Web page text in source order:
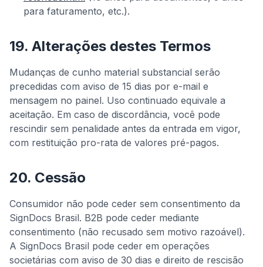
para faturamento, etc.).
19. Alterações destes Termos
Mudanças de cunho material substancial serão
precedidas com aviso de 15 dias por e-mail e
mensagem no painel. Uso continuado equivale a
aceitação. Em caso de discordância, você pode
rescindir sem penalidade antes da entrada em vigor,
com restituição pro-rata de valores pré-pagos.
20. Cessão
Consumidor não pode ceder sem consentimento da
SignDocs Brasil. B2B pode ceder mediante
consentimento (não recusado sem motivo razoável).
A SignDocs Brasil pode ceder em operações
societárias com aviso de 30 dias e direito de rescisão